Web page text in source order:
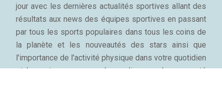
jour avec les dernières actualités sportives allant des
résultats aux news des équipes sportives en passant
par tous les sports populaires dans tous les coins de
la planète et les nouveautés des stars ainsi que
l'importance de l'activité physique dans votre quotidien
et les astuces pour garder sa ligne, sa bonne santé